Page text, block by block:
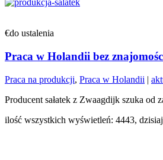
€do ustalenia
Praca w Holandii bez
Praca na produkcji, Praca w Holandii |
Producent sałatek z Zwaagdijk szuka od
ilość wszystkich wyświetleń: 4443,